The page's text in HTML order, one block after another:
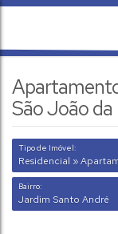
São João
Tipo de Imóvel:
Residencial »
Bairro:
Jardim Santo André